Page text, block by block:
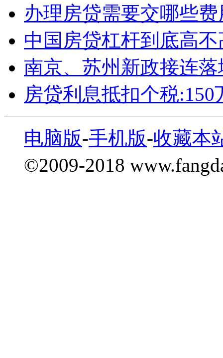
办理房贷需要交哪些
中国房贷杠杆到底高
南京、苏州新政接连
房贷利息抵扣个税:150
电脑版-手机版-收藏本
©2009-2018